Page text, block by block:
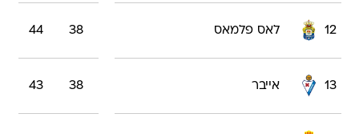
12 לאס פלמאס 38
44
13 אייבר 38
43